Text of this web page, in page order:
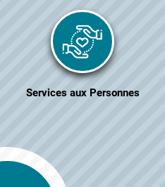
Services aux Personnes